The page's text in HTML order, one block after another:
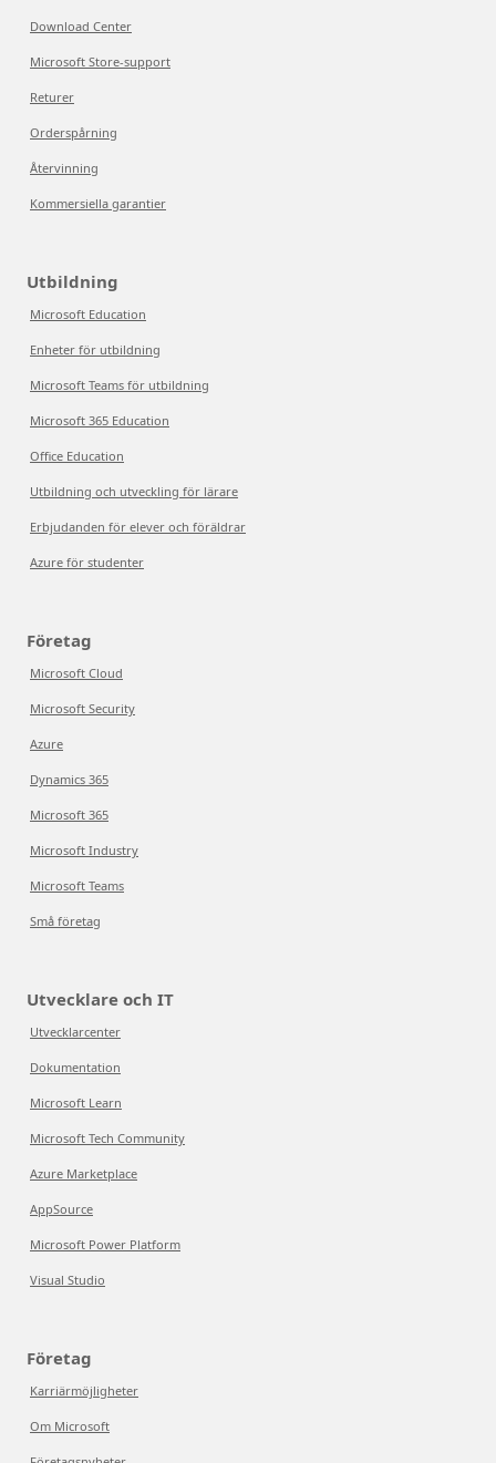
Download Center
Microsoft Store-support
Returer
Orderspårning
Återvinning
Kommersiella garantier
Utbildning
Microsoft Education
Enheter för utbildning
Microsoft Teams för utbildning
Microsoft 365 Education
Office Education
Utbildning och utveckling för lärare
Erbjudanden för elever och föräldrar
Azure för studenter
Företag
Microsoft Cloud
Microsoft Security
Azure
Dynamics 365
Microsoft 365
Microsoft Industry
Microsoft Teams
Små företag
Utvecklare och IT
Utvecklarcenter
Dokumentation
Microsoft Learn
Microsoft Tech Community
Azure Marketplace
AppSource
Microsoft Power Platform
Visual Studio
Företag
Karriärmöjligheter
Om Microsoft